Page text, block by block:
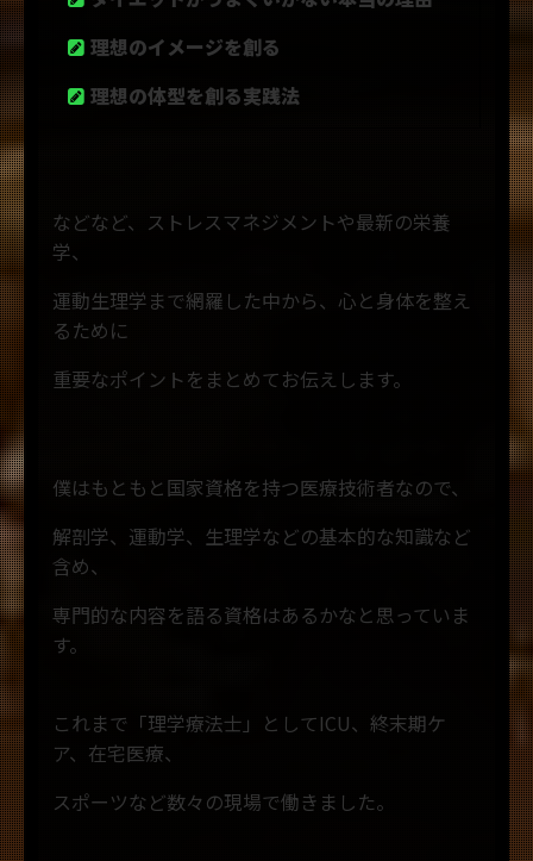
理想のイメージを創る
理想の体型を創る実践法
などなど、ストレスマネジメントや最新の栄養
学、
運動生理学まで網羅した中から、心と身体を整え
るために
重要なポイントをまとめてお伝えします。
僕はもともと国家資格を持つ医療技術者なので、
解剖学、運動学、生理学などの基本的な知識など
含め、
専門的な内容を語る資格はあるかなと思っていま
す。
これまで「理学療法士」としてICU、終末期ケ
ア、在宅医療、
スポーツなど数々の現場で働きました。